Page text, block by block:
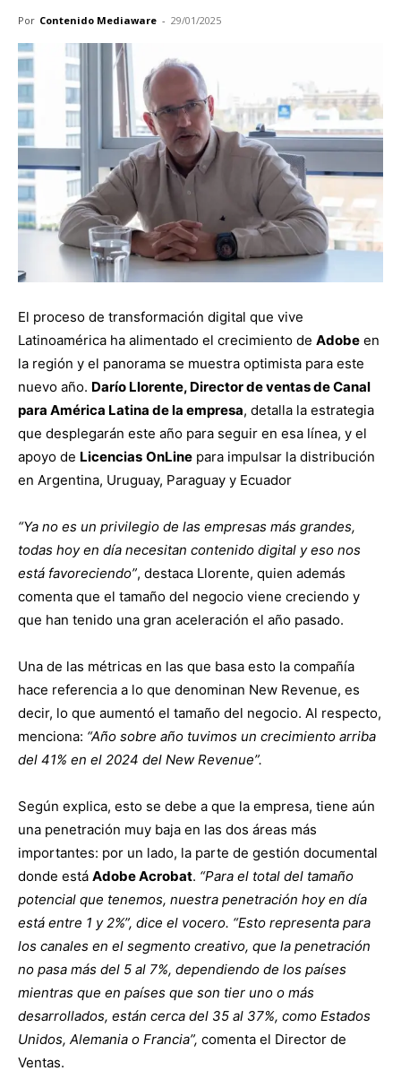
Por Contenido Mediaware - 29/01/2025
El proceso de transformación digital que vive
Latinoamérica ha alimentado el crecimiento de Adobe en
la región y el panorama se muestra optimista para este
nuevo año. Darío Llorente, Director de ventas de Canal
para América Latina de la empresa, detalla la estrategia
que desplegarán este año para seguir en esa línea, y el
apoyo de Licencias OnLine para impulsar la distribución
en Argentina, Uruguay, Paraguay y Ecuador
“Ya no es un privilegio de las empresas más grandes,
todas hoy en día necesitan contenido digital y eso nos
está favoreciendo”, destaca Llorente, quien además
comenta que el tamaño del negocio viene creciendo y
que han tenido una gran aceleración el año pasado.
Una de las métricas en las que basa esto la compañía
hace referencia a lo que denominan New Revenue, es
decir, lo que aumentó el tamaño del negocio. Al respecto,
menciona: “Año sobre año tuvimos un crecimiento arriba
del 41% en el 2024 del New Revenue”.
Según explica, esto se debe a que la empresa, tiene aún
una penetración muy baja en las dos áreas más
importantes: por un lado, la parte de gestión documental
donde está Adobe Acrobat. “Para el total del tamaño
potencial que tenemos, nuestra penetración hoy en día
está entre 1 y 2%”, dice el vocero. “Esto representa para
los canales en el segmento creativo, que la penetración
no pasa más del 5 al 7%, dependiendo de los países
mientras que en países que son tier uno o más
desarrollados, están cerca del 35 al 37%, como Estados
Unidos, Alemania o Francia”, comenta el Director de
Ventas.